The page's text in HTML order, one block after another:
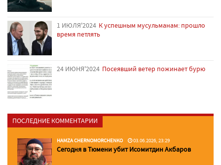
1 ИЮЛЯ'2024 К успешным мусульманам: прошло
время петлять
24 ИЮНЯ'2024 Посеявший ветер пожинает бурю
ПОСЛЕДНИЕ КОММЕНТАРИИ
HAMZA CHERNOMORCHENKO 03.06.2026, 23:29
Сегодня в Тюмени убит Исомитдин Акбаров